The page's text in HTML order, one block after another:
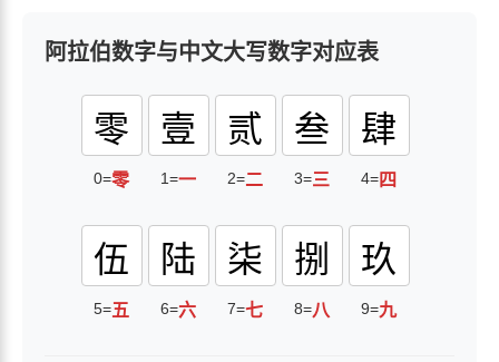
阿拉伯数字与中文大写数字对应表
零
0=零
壹
1=一
贰
2=二
叁
3=三
肆
4=四
伍
5=五
陆
6=六
柒
7=七
捌
8=八
玖
9=九